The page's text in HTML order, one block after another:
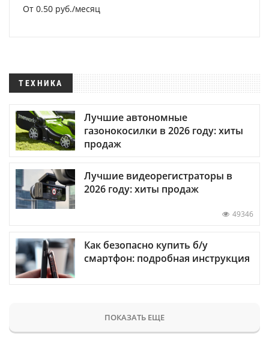
От 0.50 руб./месяц
ТЕХНИКА
Лучшие автономные
газонокосилки в 2026 году: хиты
продаж
Лучшие видеорегистраторы в
2026 году: хиты продаж
49346
Как безопасно купить б/у
смартфон: подробная инструкция
ПОКАЗАТЬ ЕЩЕ